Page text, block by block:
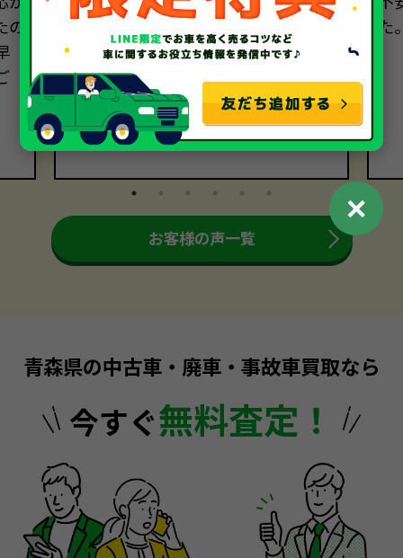
作業には本当に感謝しています。おか
げで、安心してサービスを利用するこ
とができました。次回もぜひお願い
したいと思っています。本当にありが
とうございました。
た
お客様の声一覧
青森県の中古車・廃車・事故車買取なら
今すぐ無料査定！
✕